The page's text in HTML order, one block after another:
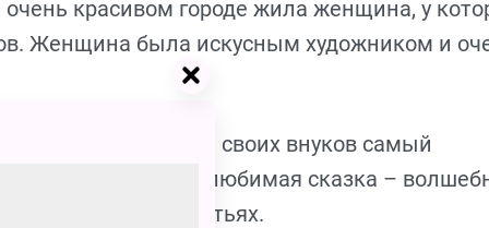
красивом городе жила женщина, у
Женщина была искусным художником и
сделать для себя и своих внуков самый
ожила бы её самая любимая сказка –
одиннадцати братьях.